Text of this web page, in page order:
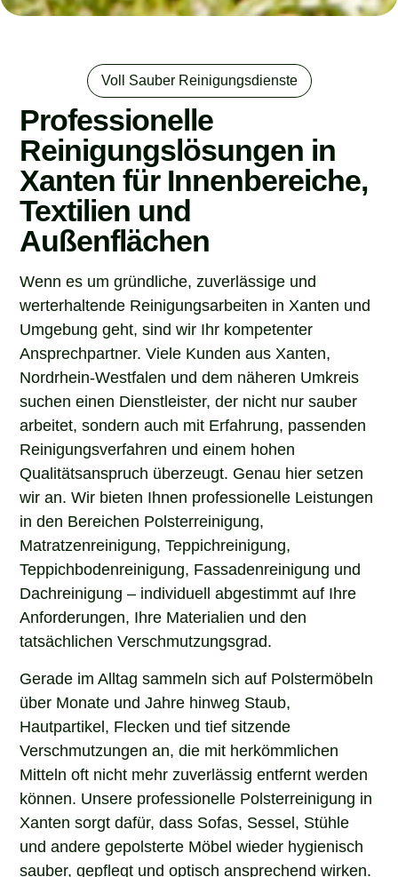
Voll Sauber Reinigungsdienste
Professionelle
Reinigungslösungen in
Xanten für Innenbereiche,
Textilien und
Außenflächen
Wenn es um gründliche, zuverlässige und
werterhaltende Reinigungsarbeiten in Xanten und
Umgebung geht, sind wir Ihr kompetenter
Ansprechpartner. Viele Kunden aus Xanten,
Nordrhein-Westfalen und dem näheren Umkreis
suchen einen Dienstleister, der nicht nur sauber
arbeitet, sondern auch mit Erfahrung, passenden
Reinigungsverfahren und einem hohen
Qualitätsanspruch überzeugt. Genau hier setzen
wir an. Wir bieten Ihnen professionelle Leistungen
in den Bereichen Polsterreinigung,
Matratzenreinigung, Teppichreinigung,
Teppichbodenreinigung, Fassadenreinigung und
Dachreinigung – individuell abgestimmt auf Ihre
Anforderungen, Ihre Materialien und den
tatsächlichen Verschmutzungsgrad.
Gerade im Alltag sammeln sich auf Polstermöbeln
über Monate und Jahre hinweg Staub,
Hautpartikel, Flecken und tief sitzende
Verschmutzungen an, die mit herkömmlichen
Mitteln oft nicht mehr zuverlässig entfernt werden
können. Unsere professionelle Polsterreinigung in
Xanten sorgt dafür, dass Sofas, Sessel, Stühle
und andere gepolsterte Möbel wieder hygienisch
sauber, gepflegt und optisch ansprechend wirken.